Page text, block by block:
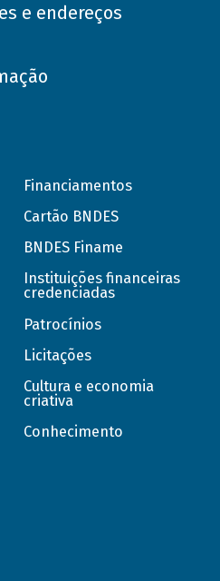
e endereços
Financiamentos
Cartão BNDES
BNDES Finame
Instituições financeiras
credenciadas
Patrocínios
Licitações
Cultura e economia
criativa
Conhecimento